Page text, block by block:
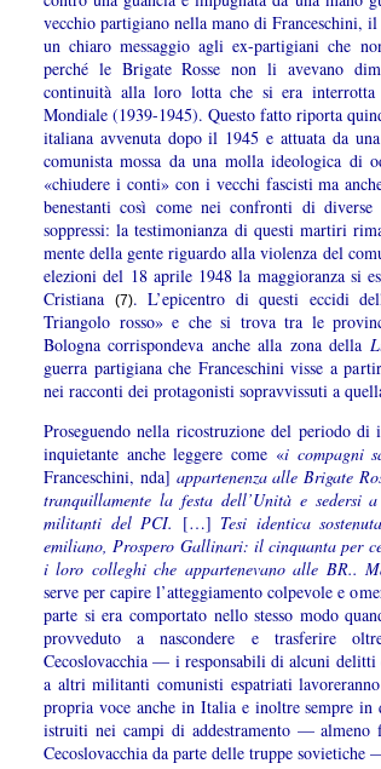
vecchio partigiano nella mano di Franceschini,
un chiaro messaggio agli ex-partigiani che
perché le Brigate Rosse non li avevano
continuità alla loro lotta che si era interrotta
Mondiale (1939-1945). Questo fatto riporta
italiana avvenuta dopo il 1945 e attuata da
comunista mossa da una molla ideologica di
«chiudere i conti» con i vecchi fascisti ma
benestanti così come nei confronti di
soppressi: la testimonianza di questi martiri
mente della gente riguardo alla violenza del
elezioni del 18 aprile 1948 la maggioranza si
Cristiana
(7). L’epicentro di questi eccidi
Triangolo rosso» e che si trova tra le
Bologna corrispondeva anche alla zona della
guerra partigiana che Franceschini visse a
nei racconti dei protagonisti sopravvissuti a
Proseguendo nella ricostruzione del periodo di
inquietante anche leggere come «i compagni
Franceschini, nda] appartenenza alle Brigate
tranquillamente la festa dell’Unità e sedersi
militanti del PCI. […] Tesi identica
emiliano, Prospero Gallinari: il cinquanta per
i loro colleghi che appartenevano alle BR..
serve per capire l’atteggiamento colpevole e
parte si era comportato nello stesso modo
provveduto a nascondere e trasferire
Cecoslovacchia — i responsabili di alcuni delitti
a altri militanti comunisti espatriati
propria voce anche in Italia e inoltre sempre
istruiti nei campi di addestramento — almeno
Cecoslovacchia da parte delle truppe sovietiche